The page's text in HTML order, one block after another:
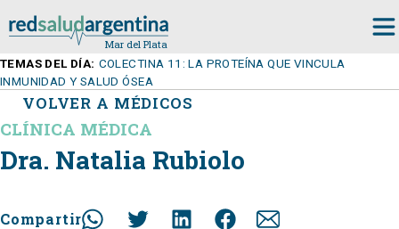
TEMAS DEL DÍA: COLECTINA 11: LA PROTEÍNA QUE VINCULA
INMUNIDAD Y SALUD ÓSEA
VOLVER A MÉDICOS
CLÍNICA MÉDICA
Dra. Natalia Rubiolo
Compartir